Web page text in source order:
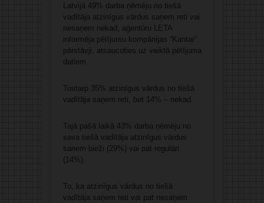
Latvijā 49% darba ņēmēju no tiešā
vadītāja atzinīgus vārdus saņem reti vai
nesaņem nekad, aģentūru LETA
informēja pētījumu kompānijas “Kantar”
pārstāvji, atsaucoties uz veiktā pētījuma
datiem.
Tostarp 35% atzinīgus vārdus no tiešā
vadītāja saņem reti, bet 14% – nekad.
Tajā pašā laikā 43% darba ņēmēju no
sava tiešā vadītāja atzinīgus vārdus
saņem bieži (29%) vai pat regulāri
(14%).
To, ka atzinīgus vārdus no tiešā
vadītāja saņem reti vai pat nesaņem